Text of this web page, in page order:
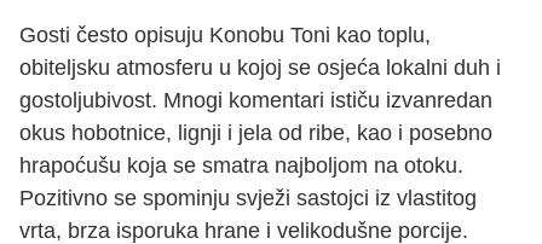
Gosti često opisuju Konobu Toni kao toplu,
obiteljsku atmosferu u kojoj se osjeća lokalni duh i
gostoljubivost. Mnogi komentari ističu izvanredan
okus hobotnice, lignji i jela od ribe, kao i posebno
hrapoćušu koja se smatra najboljom na otoku.
Pozitivno se spominju svježi sastojci iz vlastitog
vrta, brza isporuka hrane i velikodušne porcije.